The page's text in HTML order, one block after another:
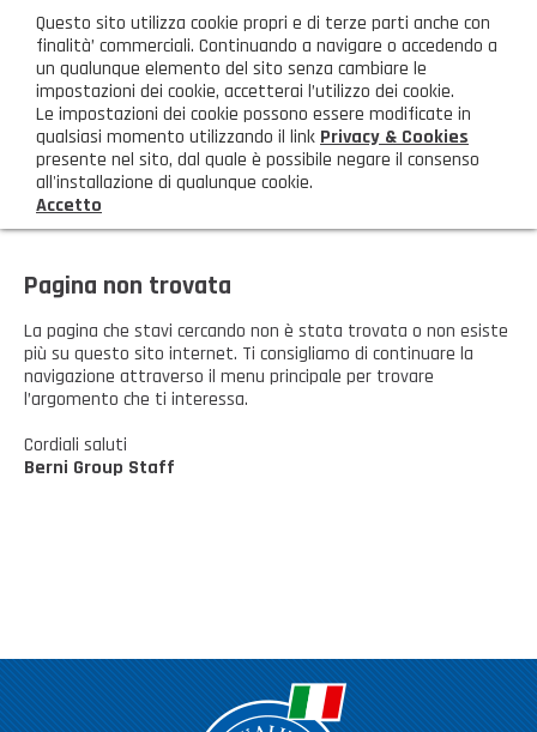
AREA CLIENTI
HOME
AZIENDA
Chi siamo
GAMMA PRODOTTI
Illuminazione
Igienizzanti-mascherine-guanti
PRODOTTI NOVITÀ
Prodotti in Promozione
CONTATTI
Pagina non trovata
La pagina che stavi cercando non è stata trovata o non esiste
più su questo sito internet. Ti consigliamo di continuare la
navigazione attraverso il menu principale per trovare
l’argomento che ti interessa.
Cordiali saluti
Berni Group Staff
Questo sito utilizza cookie propri e di terze parti anche con
finalità’ commerciali. Continuando a navigare o accedendo a
un qualunque elemento del sito senza cambiare le
impostazioni dei cookie, accetterai l’utilizzo dei cookie.
Le impostazioni dei cookie possono essere modificate in
qualsiasi momento utilizzando il link Privacy & Cookies
presente nel sito, dal quale è possibile negare il consenso
all'installazione di qualunque cookie.
Accetto